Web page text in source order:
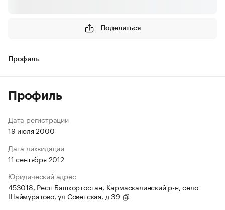
Поделиться
Профиль
Профиль
Дата регистрации
19 июля 2000
Дата ликвидации
11 сентября 2012
Юридический адрес
453018, Респ Башкортостан, Кармаскалинский р-н, село
Шаймуратово, ул Советская, д 39